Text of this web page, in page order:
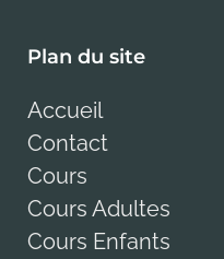
Plan du site
Accueil
Contact
Cours
Cours Adultes
Cours Enfants